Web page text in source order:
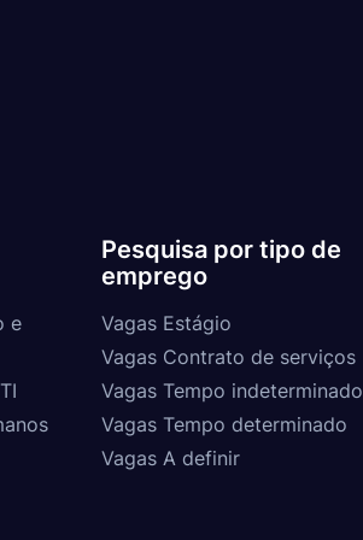
e
Pesquisa por tipo de
emprego
Vagas Estágio
Vagas Contrato de serviços
Vagas Tempo indeterminado
Vagas Tempo determinado
Vagas A definir